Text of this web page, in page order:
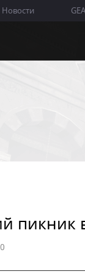
Новости
WIKI
пикник